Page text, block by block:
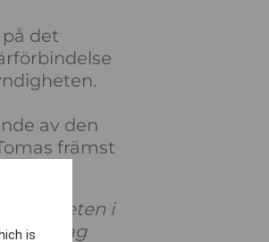
det
av den
främst
i
där jag
is